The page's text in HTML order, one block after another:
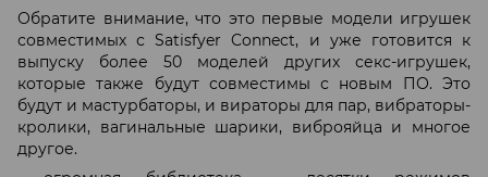
Обратите внимание, что это первые модели игрушек
совместимых с Satisfyer Connect, и уже готовится к
выпуску более 50 моделей других секс-игрушек,
которые также будут совместимы с новым ПО. Это
будут и мастурбаторы, и вираторы для пар, вибраторы-
кролики, вагинальные шарики, виброяйца и многое
другое.